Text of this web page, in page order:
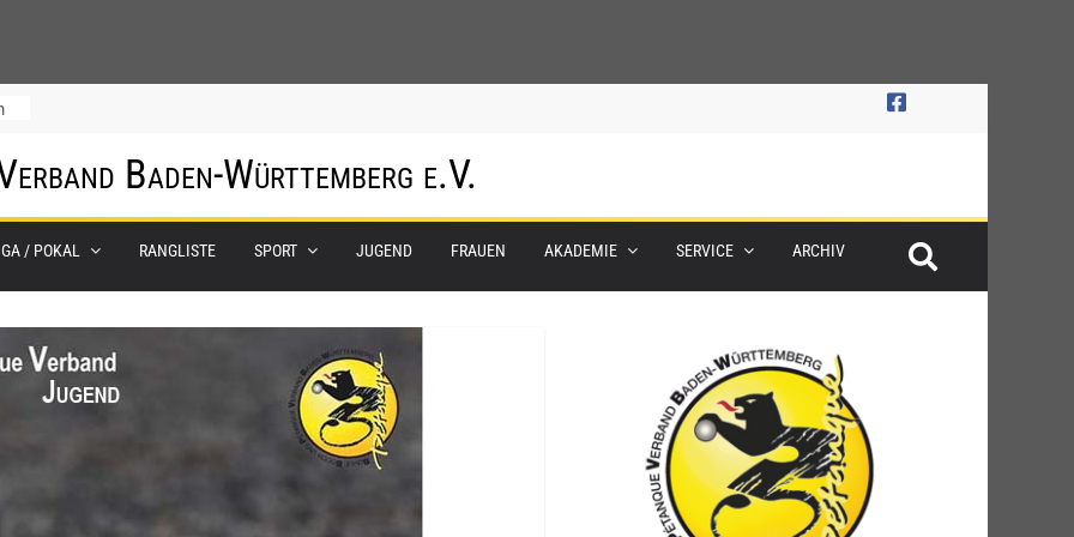
Baden-Württemberg e.V.
/ POKAL RANGLISTE SPORT JUGEND FRAUEN AKADEMIE SERVICE ARCHIV